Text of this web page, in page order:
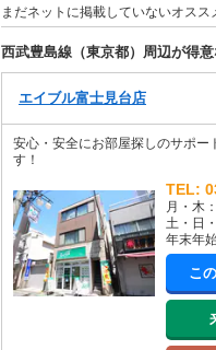
まだネットに掲載していないオスス
西武豊島線（東京都）周辺が得
エイブル富士見台店
安心・安全にお部屋探しのサポー
す！
TEL:
月・木
土・日
年末
こ